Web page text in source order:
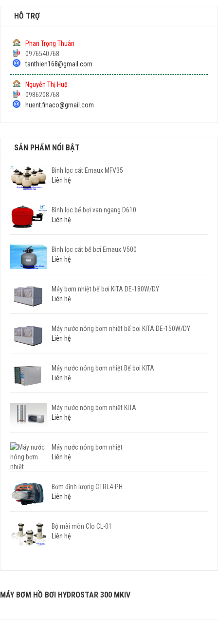
HỖ TRỢ
Phan Trọng Thuân
0976540768
tanthien168@gmail.com
Nguyễn Thị Huệ
0986208768
huent.finaco@gmail.com
SẢN PHẨM NỔI BẬT
Bình lọc cát Emaux MFV35
Liên hệ
Bình lọc bể bơi van ngang D610
Liên hệ
Bình lọc cát bể bơi Emaux V500
Liên hệ
Máy bơm nhiệt bể bơi KITA DE-180W/DY
Liên hệ
Máy nước nóng bơm nhiệt bể bơi KITA DE-150W/DY
Liên hệ
Máy nước nóng bơm nhiệt Bể bơi KITA
Liên hệ
Máy nước nóng bơm nhiệt KITA
Liên hệ
Máy nước nóng bơm nhiệt
Liên hệ
Bơm định lượng CTRL4-PH
Liên hệ
Bộ mài mòn Clo CL-01
Liên hệ
MÁY BƠM HỒ BƠI HYDROSTAR 300 MKIV